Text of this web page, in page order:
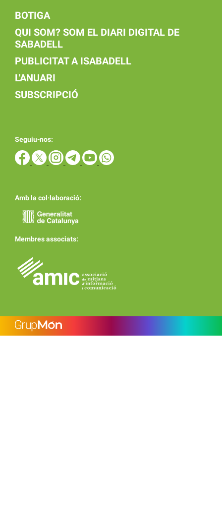
BOTIGA
QUI SOM? SOM EL DIARI DIGITAL DE
SABADELL
PUBLICITAT A ISABADELL
L'ANUARI
SUBSCRIPCIÓ
Seguiu-nos:
Amb la col·laboració:
Membres associats: